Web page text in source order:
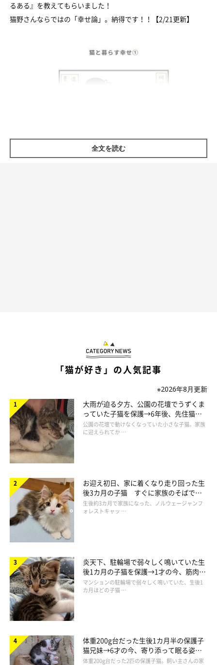
るある』を教えてもらいました！
猫野さんならではの「幸せ論」。納得です！！【2/21更新】
つづきはこちらから＞
続々配信中！「猫と家族の１２の話」
【2/22更新】
2021年11月1日から募集を開始した、いぬのきもちWEB
MAGAZINEとの合同企画『犬・猫と家族の２４の話』。たくさん
の家族エピソードの投稿をありがとうございました！
どの家族のお話もステキで、中には読みながら涙してしまうお話
も…。
ここでは、猫と家族の１２の話をご紹介します。
第1話：初めて猫を飼うことになった私が、2匹の兄弟猫
を引き取ることに…猫愛を支えてくれた祖母の存在
初めて猫を飼うことになった私が、2匹の兄弟猫
を引き取ることに…猫愛を支えてくれた祖母の
存在
「犬猫と家族の24の話」の一話。初めて猫を飼うことになった飼い
主さんが、2匹の兄弟猫を引き取ることに。不安もあったが「兄弟
全文を読む
「猫が好き」の人気記事
※2026年8月更新
大雨が迫る夕方、公園の花壇でうずくま
っていた子猫を保護→6年後、先住猫
と“姉妹”のような関係に
公園の花壇で動けなくなっていた小さな子猫。家族
に迎えられてか …
お迎え初日、家に着くなり走り回った生
後3カ月の子猫 すぐに家族のそばで落
ち着く姿に「迎えてよかった」
生後約3カ月で家族になった、ノルウェージャンフ
ォレストキャッ …
炎天下、駐輪場で弱々しく鳴いていた生
後1カ月の子猫を保護→1才の今、筋肉質
でツンデレなコに成長
マンションの駐輪場で弱々しく鳴いていた、生後1
カ月ほどの子猫 …
体重200g台だった生後1カ月半の保護子
猫兄妹→6才の今、寄り添って眠る姿に
ほっこり！
体重200g台だった2匹の保護子猫。飼い主さんの家